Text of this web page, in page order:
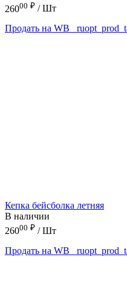
26000 ₽ / Шт
Продать на WB
Кепка бейсболка летняя
В наличии
26000 ₽ / Шт
Продать на WB